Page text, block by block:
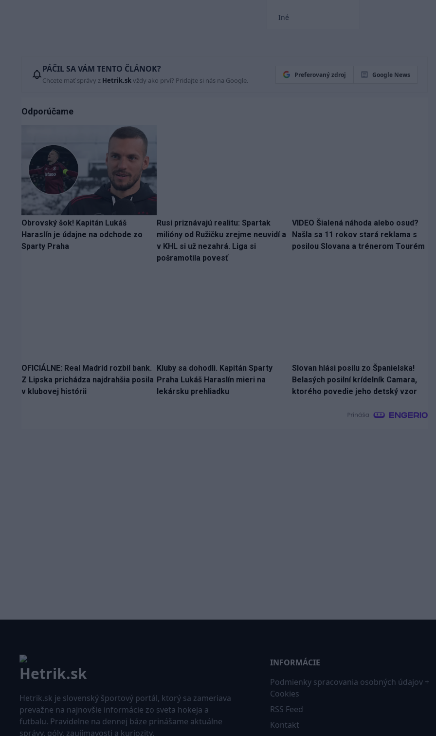
Iné
PÁČIL SA VÁM TENTO ČLÁNOK?
Chcete mať správy z Hetrik.skvždy ako prví? Pridajte si nás na Google.
Preferovaný zdroj Google News
Odporúčame
Obrovský šok! Kapitán Lukáš
Haraslín je údajne na odchode zo
Sparty Praha
Rusi priznávajú realitu: Spartak
milióny od Ružičku zrejme neuvidí a
v KHL si už nezahrá. Liga si
pošramotila povesť
VIDEO Šialená náhoda alebo osud?
Našla sa 11 rokov stará reklama s
posilou Slovana a trénerom Tourém
OFICIÁLNE: Real Madrid rozbil bank.
Z Lipska prichádza najdrahšia posila
v klubovej histórii
Kluby sa dohodli. Kapitán Sparty
Praha Lukáš Haraslín mieri na
lekársku prehliadku
Slovan hlási posilu zo Španielska!
Belasých posilní krídelník Camara,
ktorého povedie jeho detský vzor
Hetrik.sk je slovenský športový portál, ktorý sa zameriava
prevažne na najnovšie informácie zo sveta hokeja a
futbalu. Pravidelne na dennej báze prinášame aktuálne
správy, góly, zaujímavosti a kuriozity.
INFORMÁCIE
Podmienky spracovania osobných údajov +
Cookies
RSS Feed
Kontakt